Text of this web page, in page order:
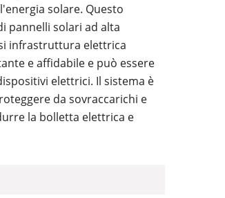
solare. Questo
pannelli solari ad alta
infrastruttura elettrica
e affidabile e può essere
elettrici. Il sistema è
da sovraccarichi e
la bolletta elettrica e